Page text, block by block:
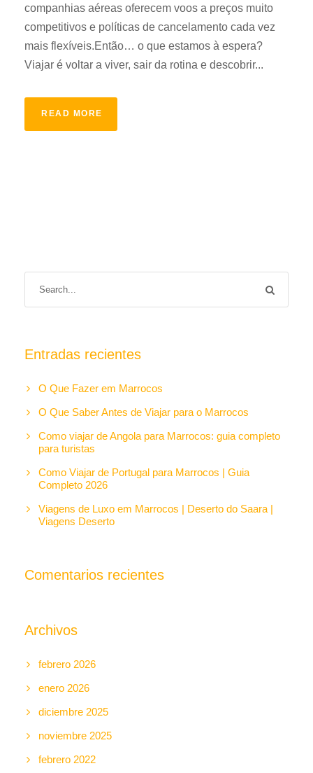
companhias aéreas oferecem voos a preços muito
competitivos e políticas de cancelamento cada vez
mais flexíveis.Então… o que estamos à espera?
Viajar é voltar a viver, sair da rotina e descobrir...
READ MORE
Entradas recientes
O Que Fazer em Marrocos
O Que Saber Antes de Viajar para o Marrocos
Como viajar de Angola para Marrocos: guia completo
para turistas
Como Viajar de Portugal para Marrocos | Guia
Completo 2026
Viagens de Luxo em Marrocos | Deserto do Saara |
Viagens Deserto
Comentarios recientes
Archivos
febrero 2026
enero 2026
diciembre 2025
noviembre 2025
febrero 2022